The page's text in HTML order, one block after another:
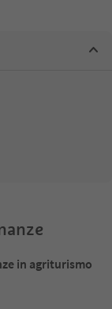
in agriturismo